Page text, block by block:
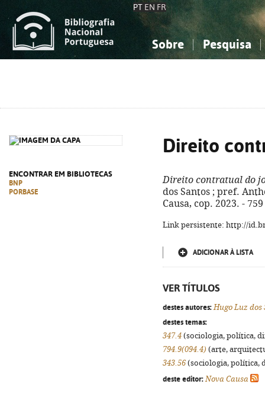
PT EN FR
Sobre Pesquisa
ENCONTRAR EM BIBLIOTECAS
BNP
PORBASE
Direito
Direito contratual do
dos Santos ; pref.
Causa, cop. 2023. -
Link persistente: http://
ADICIONAR À LISTA
VER TÍTULOS
destes autores: Hugo Luz dos
destes temas:
347.4 (sociologia, política,
794.9(094.4) (arte,
343.56(sociologia, política,
deste editor: Nova Causa